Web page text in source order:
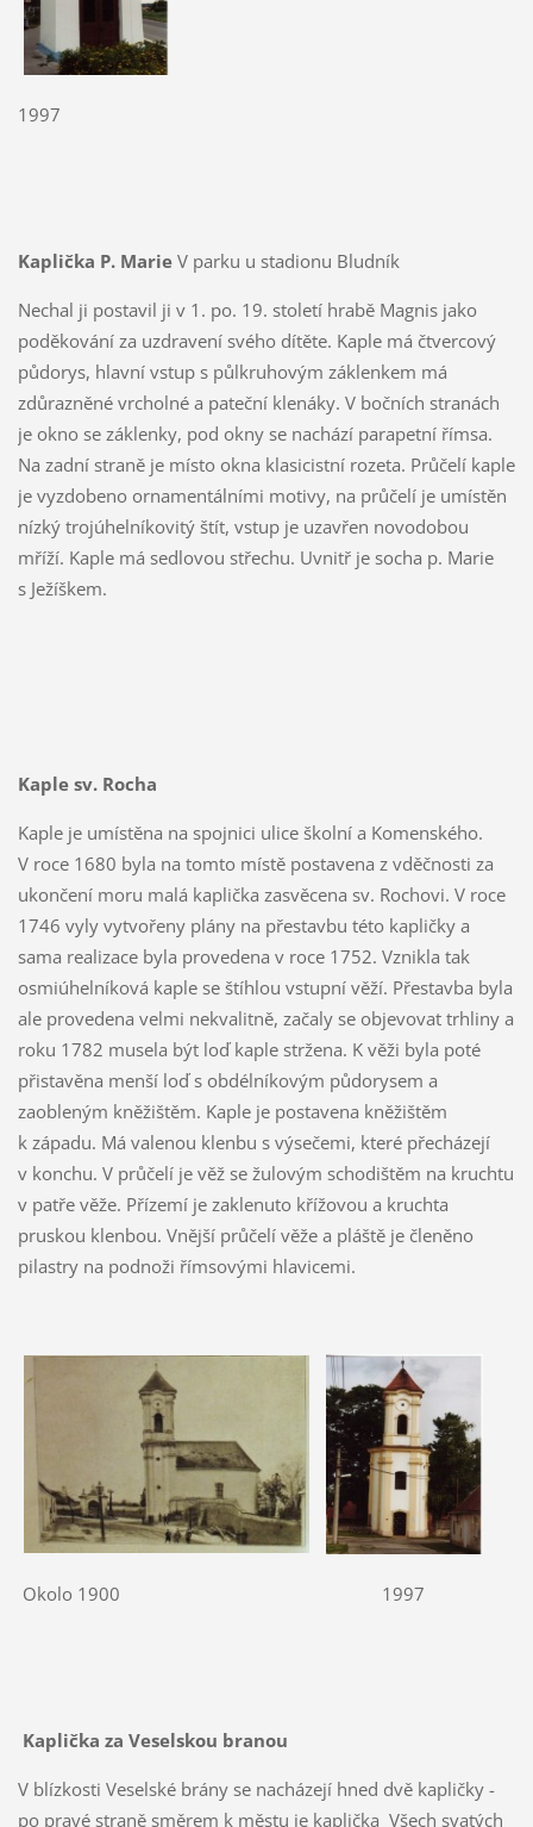
1997
Kaplička P. MarieV parku u stadionu Bludník
Nechal ji postavil ji v 1. po. 19. století hrabě Magnis jako
poděkování za uzdravení svého dítěte. Kaple má čtvercový
půdorys, hlavní vstup s půlkruhovým záklenkem má
zdůrazněné vrcholné a pateční klenáky. V bočních stranách
je okno se záklenky, pod okny se nachází parapetní římsa.
Na zadní straně je místo okna klasicistní rozeta. Průčelí kaple
je vyzdobeno ornamentálními motivy, na průčelí je umístěn
nízký trojúhelníkovitý štít, vstup je uzavřen novodobou
mříží. Kaple má sedlovou střechu. Uvnitř je socha p. Marie
s Ježíškem.
Kaple sv. Rocha
Kaple je umístěna na spojnici ulice školní a Komenského.
V roce 1680 byla na tomto místě postavena z vděčnosti za
ukončení moru malá kaplička zasvěcena sv. Rochovi. V roce
1746 vyly vytvořeny plány na přestavbu této kapličky a
sama realizace byla provedena v roce 1752. Vznikla tak
osmiúhelníková kaple se štíhlou vstupní věží. Přestavba byla
ale provedena velmi nekvalitně, začaly se objevovat trhliny a
roku 1782 musela být loď kaple stržena. K věži byla poté
přistavěna menší loď s obdélníkovým půdorysem a
zaobleným kněžištěm. Kaple je postavena kněžištěm
k západu. Má valenou klenbu s výsečemi, které přecházejí
v konchu. V průčelí je věž se žulovým schodištěm na kruchtu
v patře věže. Přízemí je zaklenuto křížovou a kruchta
pruskou klenbou. Vnější průčelí věže a pláště je členěno
pilastry na podnoži římsovými hlavicemi.
Okolo 1900 1997
Kaplička za Veselskou branou
V blízkosti Veselské brány se nacházejí hned dvě kapličky -
po pravé straně směrem k městu je kaplička Všech svatých